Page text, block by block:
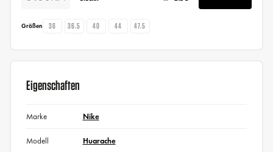
Größen 36 36.5 40 44 47.5
Eigenschaften
Marke Nike
Modell Huarache